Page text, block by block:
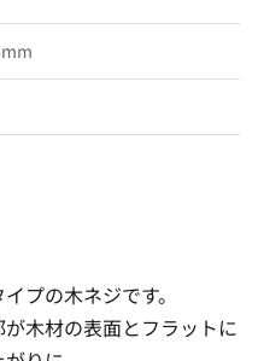
プの木ネジです。
木材の表面とフラットに